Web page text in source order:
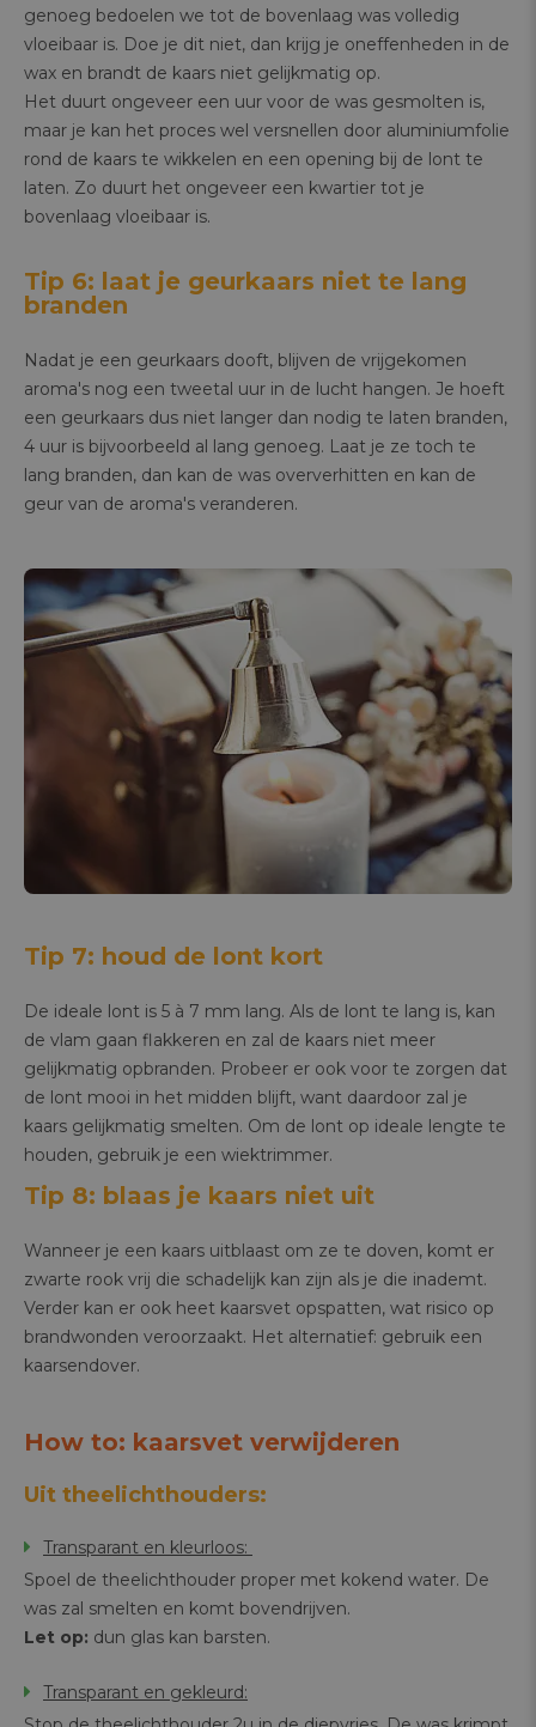
genoeg bedoelen we tot de bovenlaag was volledig
vloeibaar is. Doe je dit niet, dan krijg je oneffenheden in de
wax en brandt de kaars niet gelijkmatig op.
Het duurt ongeveer een uur voor de was gesmolten is,
maar je kan het proces wel versnellen door aluminiumfolie
rond de kaars te wikkelen en een opening bij de lont te
laten. Zo duurt het ongeveer een kwartier tot je
bovenlaag vloeibaar is.
Tip 6: laat je geurkaars niet te lang
branden
Nadat je een geurkaars dooft, blijven de vrijgekomen
aroma's nog een tweetal uur in de lucht hangen. Je hoeft
een geurkaars dus niet langer dan nodig te laten branden,
4 uur is bijvoorbeeld al lang genoeg. Laat je ze toch te
lang branden, dan kan de was oververhitten en kan de
geur van de aroma's veranderen.
Tip 7: houd de lont kort
De ideale lont is 5 à 7 mm lang. Als de lont te lang is, kan
de vlam gaan flakkeren en zal de kaars niet meer
gelijkmatig opbranden. Probeer er ook voor te zorgen dat
de lont mooi in het midden blijft, want daardoor zal je
kaars gelijkmatig smelten. Om de lont op ideale lengte te
houden, gebruik je een wiektrimmer.
Tip 8: blaas je kaars niet uit
Wanneer je een kaars uitblaast om ze te doven, komt er
zwarte rook vrij die schadelijk kan zijn als je die inademt.
Verder kan er ook heet kaarsvet opspatten, wat risico op
brandwonden veroorzaakt. Het alternatief: gebruik een
kaarsendover.
How to: kaarsvet verwijderen
Uit theelichthouders:
Transparant en kleurloos:
Spoel de theelichthouder proper met kokend water. De
was zal smelten en komt bovendrijven.
Let op: dun glas kan barsten.
Transparant en gekleurd: